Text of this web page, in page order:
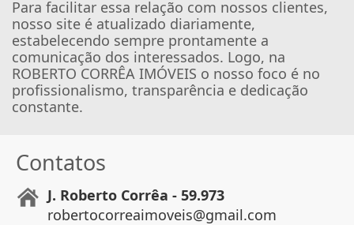
Para facilitar essa relação com nossos clientes,
nosso site é atualizado diariamente,
estabelecendo sempre prontamente a
comunicação dos interessados. Logo, na
ROBERTO CORRÊA IMÓVEIS o nosso foco é no
profissionalismo, transparência e dedicação
constante.
Contatos
J. Roberto Corrêa - 59.973
robertocorreaimoveis@gmail.com